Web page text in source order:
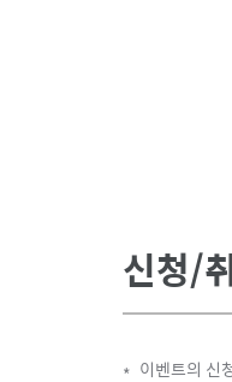
신청/
* 이벤트의 신